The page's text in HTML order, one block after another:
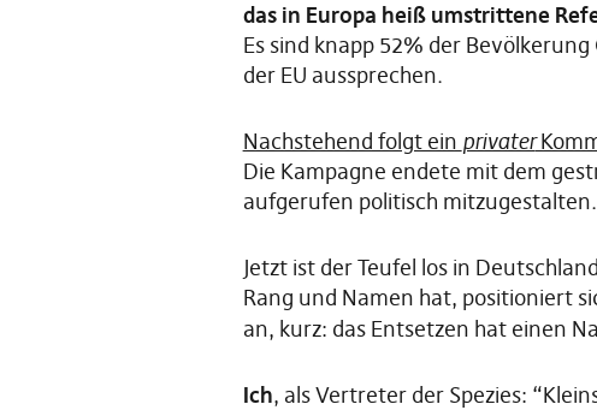
das in Europa heiß umstrittene
Es sind knapp 52% der
der EU aussprechen.
Nachstehend folgt ein privater
Die Kampagne endete mit dem
aufgerufen politisch mitzugestalten.
Jetzt ist der Teufel los in
Rang und Namen hat, positioniert
an, kurz: das Entsetzen hat einen
Ich, als Vertreter der Spezies: